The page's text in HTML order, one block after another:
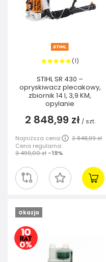
(1)
STIHL SR 430 –
opryskiwacz plecakowy,
zbiornik 14 l, 3,9 KM,
opylanie
2 848,99 zł / szt.
Najniższa cena:
2 848,99 zł
Cena regularna:
3 499,00 zł -19%
Okazja